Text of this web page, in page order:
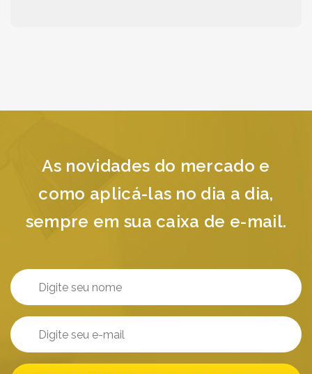
As novidades do mercado e
como aplicá-las no dia a dia,
sempre em sua caixa de e-mail.